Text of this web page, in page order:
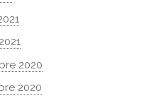
2020
2020